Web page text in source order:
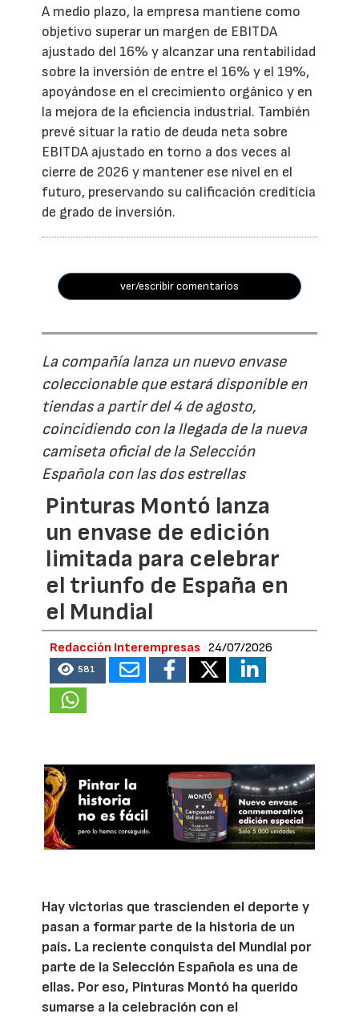
A medio plazo, la empresa mantiene como
objetivo superar un margen de EBITDA
ajustado del 16% y alcanzar una rentabilidad
sobre la inversión de entre el 16% y el 19%,
apoyándose en el crecimiento orgánico y en
la mejora de la eficiencia industrial. También
prevé situar la ratio de deuda neta sobre
EBITDA ajustado en torno a dos veces al
cierre de 2026 y mantener ese nivel en el
futuro, preservando su calificación crediticia
de grado de inversión.
ver/escribir comentarios
La compañía lanza un nuevo envase
coleccionable que estará disponible en
tiendas a partir del 4 de agosto,
coincidiendo con la llegada de la nueva
camiseta oficial de la Selección
Española con las dos estrellas
Pinturas Montó lanza
un envase de edición
limitada para celebrar
el triunfo de España en
el Mundial
Redacción Interempresas 24/07/2026
581
Hay victorias que trascienden el deporte y
pasan a formar parte de la historia de un
país. La reciente conquista del Mundial por
parte de la Selección Española es una de
ellas. Por eso, Pinturas Montó ha querido
sumarse a la celebración con el